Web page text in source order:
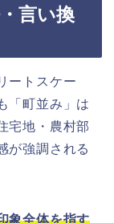
言い換
ートスケー
「町並み」は
宅地・農村部
が強調される
象全体を指す